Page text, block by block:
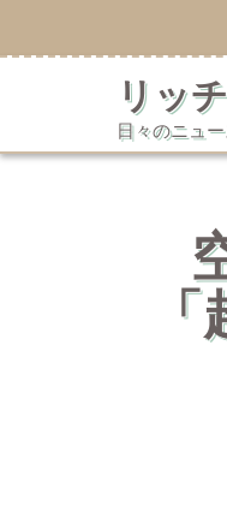
テ
ス
リッ
日々のニュ